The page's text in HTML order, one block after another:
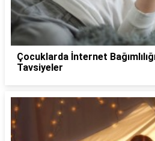
Çocuklarda İnternet
Tavsiyeler